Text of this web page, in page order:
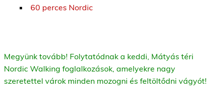
60 perces Nordic
Megyünk tovább! Folytatódnak a keddi, Mátyás téri
Nordic Walking foglalkozások, amelyekre nagy
szeretettel várok minden mozogni és feltöltődni vágyót!